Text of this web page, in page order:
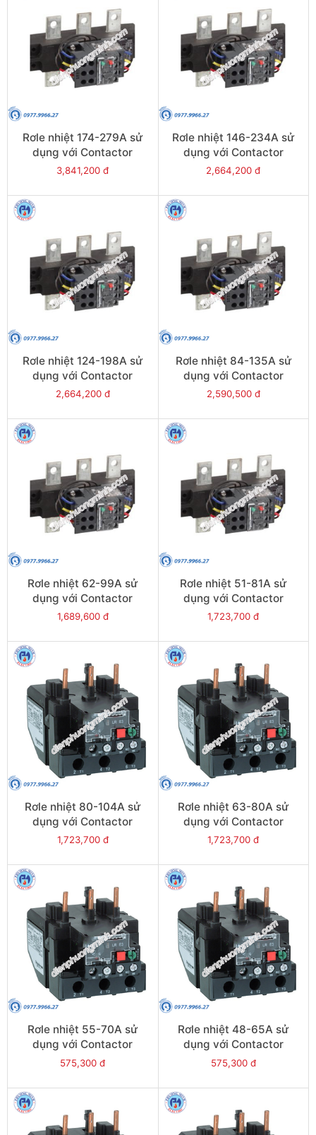
Rơle nhiệt 174-279A sử
dụng với Contactor
LC1E250-E400 - Model
3,841,200 đ
Rơle nhiệt 146-234A sử
dụng với Contactor
LC1E250-E400 - Model
2,664,200 đ
Rơle nhiệt 124-198A sử
dụng với Contactor
LC1E200 - Model LRE483
2,664,200 đ
Rơle nhiệt 84-135A sử
dụng với Contactor
LC1E120-E160 - Model
2,590,500 đ
Rơle nhiệt 62-99A sử
dụng với Contactor
LC1E120-E160 - Model
1,689,600 đ
Rơle nhiệt 51-81A sử
dụng với Contactor
LC1E120-E160 - Model
1,723,700 đ
Rơle nhiệt 80-104A sử
dụng với Contactor
LC1E95 - Model LRE365
1,723,700 đ
Rơle nhiệt 63-80A sử
dụng với Contactor
LC1E80-E95 - Model
1,723,700 đ
Rơle nhiệt 55-70A sử
dụng với Contactor
LC1E80-E95 - Model
575,300 đ
Rơle nhiệt 48-65A sử
dụng với Contactor
LC1E65-E95 - Model
575,300 đ